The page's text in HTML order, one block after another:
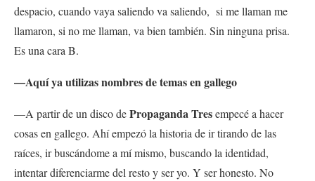
despacio, cuando vaya saliendo va saliendo, si me llaman me
llamaron, si no me llaman, va bien también. Sin ninguna prisa.
Es una cara B.
—Aquí ya utilizas nombres de temas en gallego
—A partir de un disco dePropaganda Tresempecé a hacer
cosas en gallego. Ahí empezó la historia de ir tirando de las
raíces, ir buscándome a mí mismo, buscando la identidad,
intentar diferenciarme del resto y ser yo. Y ser honesto. No